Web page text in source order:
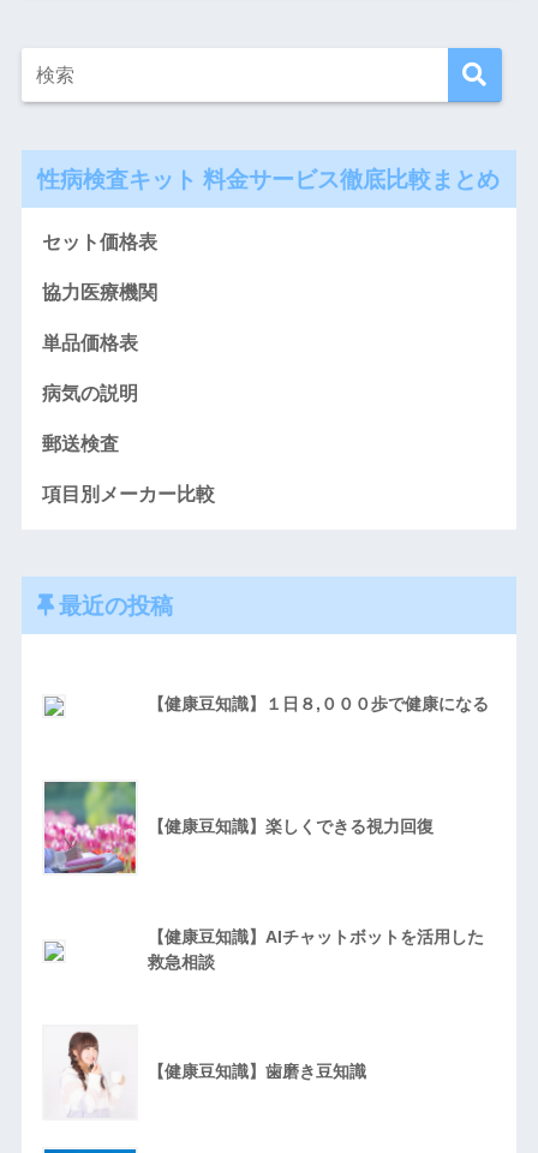
性病検査キット 料金サービス徹底比較まとめ
セット価格表
協力医療機関
単品価格表
病気の説明
郵送検査
項目別メーカー比較
最近の投稿
【健康豆知識】１日８,０００歩で健康になる
【健康豆知識】楽しくできる視力回復
【健康豆知識】AIチャットボットを活用した
救急相談
【健康豆知識】歯磨き豆知識